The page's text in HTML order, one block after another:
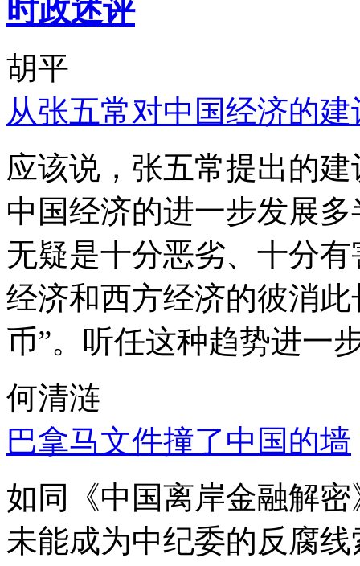
时政述评
胡平
从张五常对中国经济的
应该说，张五常提出的
中国经济的进一步发展
无疑是十分恶劣、十分
经济和西方经济的彼消
币”。听任这种趋势进一
何清涟
巴拿马文件撞了中国的墙
如同《中国离岸金融解
未能成为中纪委的反腐